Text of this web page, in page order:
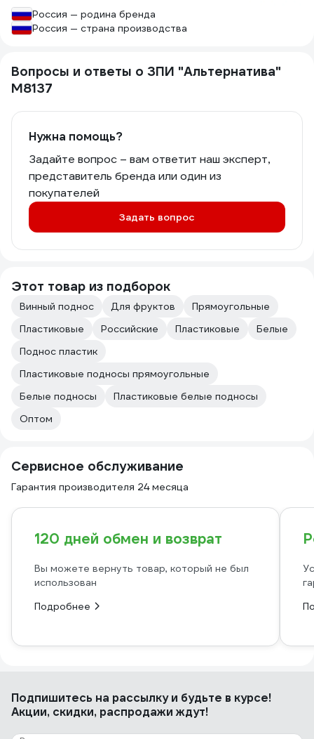
Россия — родина бренда
Россия — страна производства
Вопросы и ответы о ЗПИ "Альтернатива"
М8137
Нужна помощь?
Задайте вопрос – вам ответит наш эксперт,
представитель бренда или один из
покупателей
Задать вопрос
Этот товар из подборок
Винный поднос Для фруктов
Прямоугольные
Пластиковые
Российские Пластиковые
Белые
Поднос пластик
Пластиковые подносы прямоугольные
Белые подносы
Пластиковые белые подносы
Оптом
Сервисное обслуживание
Гарантия производителя 24 месяца
120 дней обмен и возврат
Вы можете вернуть товар, который не был
использован
Подробнее
Подпишитесь на рассылкуи будьте в курсе!
Акции, скидки, распродажи ждут!